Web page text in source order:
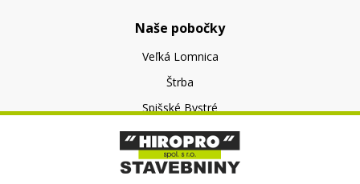
Naše pobočky
Veľká Lomnica
Štrba
Spišské Bystré
O nás
O spoločnosti